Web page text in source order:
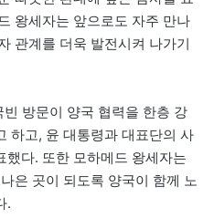
왕세자는 앞으로도 자주 만나
관계를 더욱 발전시켜 나가기
방문이 양국 협력을 한층 강
하고, 윤 대통령과 대표단의 사
했다. 또한 모하메드 왕세자는
은 곳이 되도록 양국이 함께 노
.